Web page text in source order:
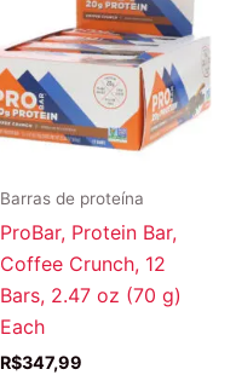
Barras de proteína
ProBar, Protein Bar,
Coffee Crunch, 12
Bars, 2.47 oz (70 g)
Each
R$347,99